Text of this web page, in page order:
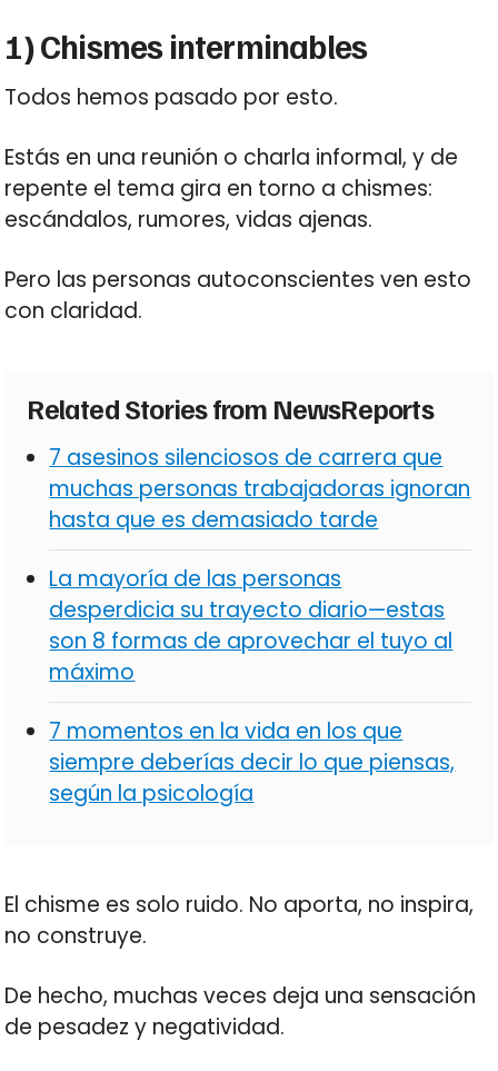
1) Chismes interminables
Todos hemos pasado por esto.
Estás en una reunión o charla informal, y de
repente el tema gira en torno a chismes:
escándalos, rumores, vidas ajenas.
Pero las personas autoconscientes ven esto
con claridad.
Related Stories from NewsReports
7 asesinos silenciosos de carrera que
muchas personas trabajadoras ignoran
hasta que es demasiado tarde
La mayoría de las personas
desperdicia su trayecto diario—estas
son 8 formas de aprovechar el tuyo al
máximo
7 momentos en la vida en los que
siempre deberías decir lo que piensas,
según la psicología
El chisme es solo ruido. No aporta, no inspira,
no construye.
De hecho, muchas veces deja una sensación
de pesadez y negatividad.